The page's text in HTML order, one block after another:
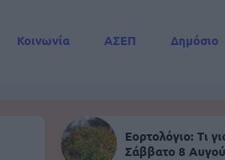
Κοινωνία ΑΣΕΠ Δημόσιο
Εορτολόγιο: Τι
Σάββατο 8